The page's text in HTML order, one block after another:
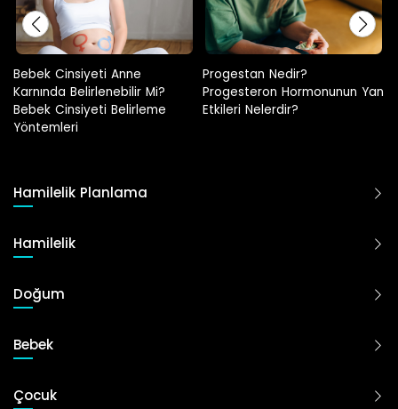
Cinsiyeti Anne
Belirlenebilir Mi?
Cinsiyeti Belirleme
Progestan Nedir?
Progesteron Hormonunun Yan
Etkileri Nelerdir?
Hamilelik Planlama
Hamilelik
Doğum
Bebek
Çocuk